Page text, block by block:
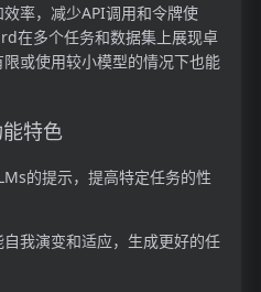
率，减少API调用和令牌使
在多个任务和数据集上展现卓
或使用较小模型的情况下也能
特色
的提示，提高特定任务的性
我演变和适应，生成更好的任